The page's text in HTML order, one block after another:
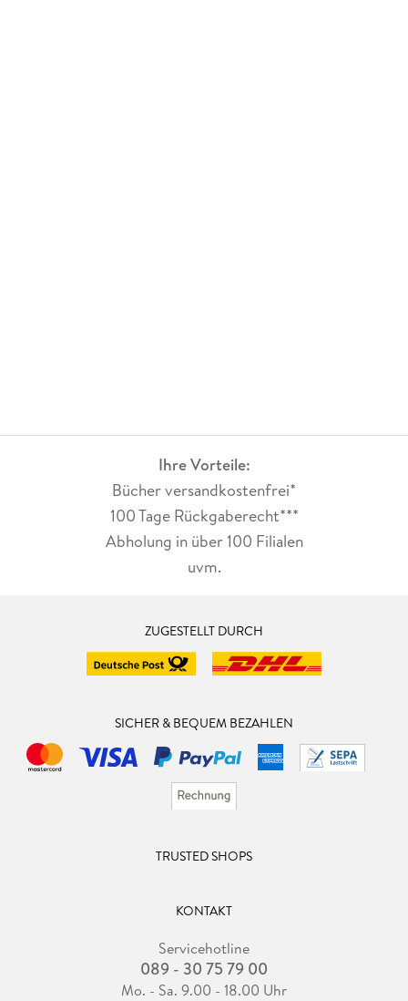
Ihre Vorteile:
Bücher versandkostenfrei*
100 Tage Rückgaberecht***
Abholung in über 100 Filialen
uvm.
ZUGESTELLT DURCH
SICHER & BEQUEM BEZAHLEN
TRUSTED SHOPS
KONTAKT
Servicehotline
089 - 30 75 79 00
Mo. - Sa. 9.00 - 18.00 Uhr